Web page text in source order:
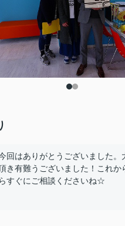
回はありがとうございました。
き有難うございました！これか
らすぐにご相談くださいね☆